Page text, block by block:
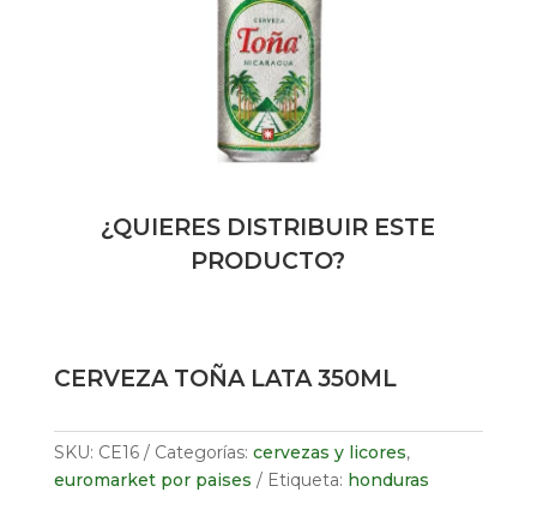
¿QUIERES DISTRIBUIR ESTE
PRODUCTO?
CERVEZA TOÑA LATA 350ML
SKU: CE16 Categorías: cervezas y licores,
euromarket por paises
Etiqueta: honduras